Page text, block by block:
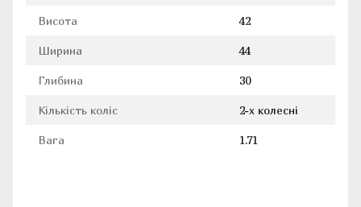
Висота 42
Ширина 44
Глибина 30
Кількість коліс 2-х колесні
Вага 1.71